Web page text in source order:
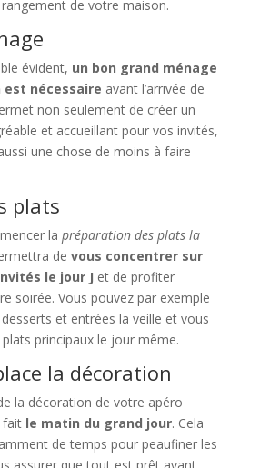
de votre maison.
évident, un bon grand ménage
nécessaire avant l’arrivée de
non seulement de créer un
et accueillant pour vos invités,
une chose de moins à faire
plats
la préparation des plats la
de vous concentrer sur
le jour J et de profiter
soirée. Vous pouvez par exemple
et entrées la veille et vous
principaux le jour même.
la décoration
la décoration de votre apéro
fait le matin du grand jour. Cela
de temps pour peaufiner les